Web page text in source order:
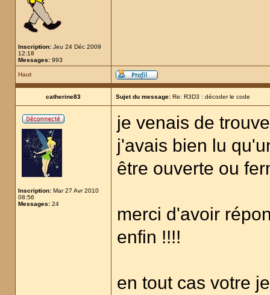
Inscription: Jeu 24 Déc 2009
12:18
Messages: 993
Haut
catherine83 Sujet du message: Re: R3D3 : décoder le code
Inscription: Mar 27 Avr 2010
08:56
Messages: 24
je venais de
j'avais bien lu
être ouverte ou
merci d'avoir
enfin !!!!
en tout cas votre